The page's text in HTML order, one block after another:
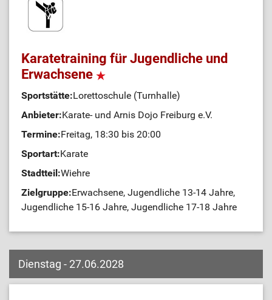
Karatetraining für Jugendliche und
Erwachsene
Sportstätte:Lorettoschule (Turnhalle)
Anbieter:Karate- und Arnis Dojo Freiburg e.V.
Termine:Freitag, 18:30 bis 20:00
Sportart:Karate
Stadtteil:Wiehre
Zielgruppe:Erwachsene, Jugendliche 13-14 Jahre,
Jugendliche 15-16 Jahre, Jugendliche 17-18 Jahre
Dienstag - 27.06.2028